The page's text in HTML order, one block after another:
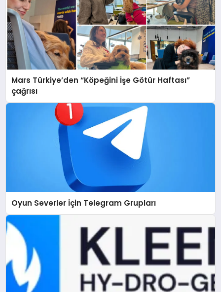
Mars Türkiye’den “Köpeğini İşe Götür Haftası”
çağrısı
Oyun Severler İçin Telegram Grupları